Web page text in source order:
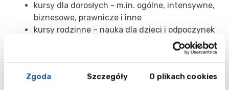
Zgoda Szczegóły O plikach cookies
kursy dla dorosłych - m.in. ogólne, intensywne,
biznesowe, prawnicze i inne
kursy rodzinne – nauka dla dzieci i odpoczynek
Abyśmy mogli przygotować Państwu indywidualną